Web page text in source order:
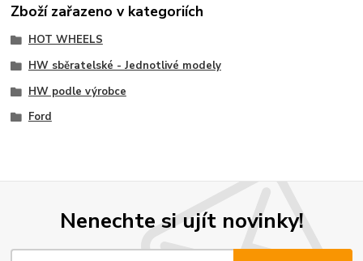
Zboží zařazeno v kategoriích
HOT WHEELS
HW sběratelské - Jednotlivé modely
HW podle výrobce
Ford
Nenechte si ujít novinky!